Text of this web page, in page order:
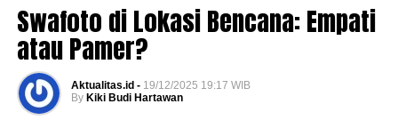
Swafoto di Lokasi Bencana: Empati
atau Pamer?
Aktualitas.id - 19/12/2025 19:17 WIB
By Kiki Budi Hartawan